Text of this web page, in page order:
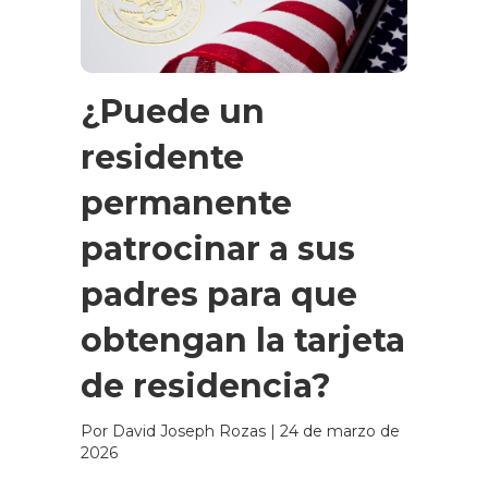
¿Puede un
residente
permanente
patrocinar a sus
padres para que
obtengan la tarjeta
de residencia?
Por David Joseph Rozas | 24 de marzo de
2026